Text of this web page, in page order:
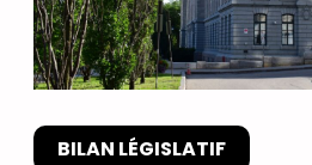
BILAN LÉGISLATIF